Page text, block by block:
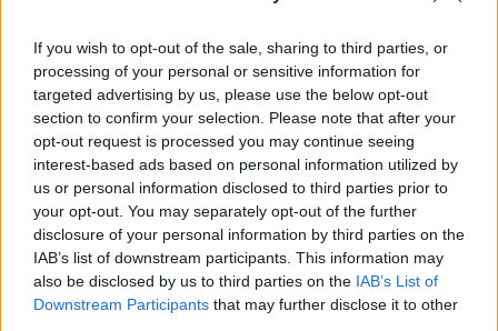
If you wish to opt-out of the sale, sharing to third parties, or
processing of your personal or sensitive information for
targeted advertising by us, please use the below opt-out
section to confirm your selection. Please note that after your
opt-out request is processed you may continue seeing
interest-based ads based on personal information utilized by
us or personal information disclosed to third parties prior to
your opt-out. You may separately opt-out of the further
disclosure of your personal information by third parties on the
IAB’s list of downstream participants. This information may
also be disclosed by us to third parties on the IAB’s List of
Downstream Participants that may further disclose it to other
meglévő ATM-et üzemeltetni kell, nincs
leszerelés!".
Portfolio Financial IT 2025AI-boom, fintech innovációk,
digitális transzformáció - Merre tart a bankszektor digitális
fejlődése? Erről lesz szó május 27-én a Portfolio Financial
IT konferenciáján! Regisztráció és részletek itt!Információ
és jelentkezés Minden településre bankautomata!
Döntöttünk: minden meglévő ATM-et üzemeltetni kell, nincs
leszerelés! - írta Facebook-bejgyzésben...